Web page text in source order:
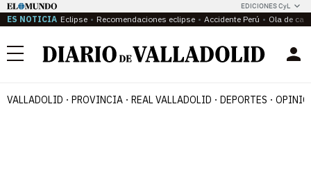
EDICIONES CyL
ES NOTICIA Eclipse Recomendaciones eclipse Accidente Perú Ola de
Menú
VALLADOLID PROVINCIA REAL VALLADOLID DEPORTES